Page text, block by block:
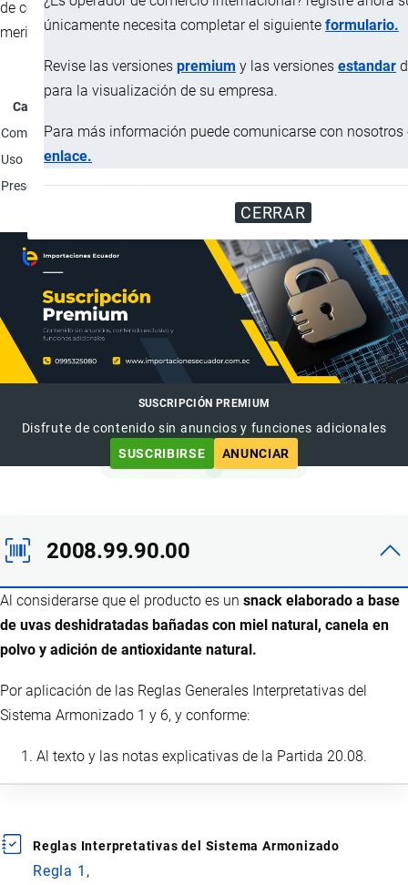
únicamente necesita completar el siguiente formulario.
Revise las versiones premium y las versiones estandar
para la visualización de su empresa.
Para más información puede comunicarse con nosotros
enlace.
CERRAR
de conservantes y colorantes artificiales, resulta ideal como
merienda saludable o desayunos.
Característica
Composición (p/v) Uvas deshidratadas: 85%; Miel Natural: 10%;
Uso
Presentación
Bolsa térmica biodegradable de 50 gr.
SUSCRIPCIÓN PREMIUM
Disfrute de contenido sin anuncios y funciones adicionales
SUSCRIBIRSE
ANUNCIAR
2008.99.90.00
Al considerarse que el producto es un snack elaborado a base
de uvas deshidratadas bañadas con miel natural, canela en
polvo y adición de antioxidante natural.
Por aplicación de las Reglas Generales Interpretativas del
Sistema Armonizado 1 y 6, y conforme:
Al texto y las notas explicativas de la Partida 20.08.
Reglas Interpretativas del Sistema Armonizado
Regla 1